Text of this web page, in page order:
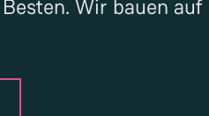
Wir bauen auf